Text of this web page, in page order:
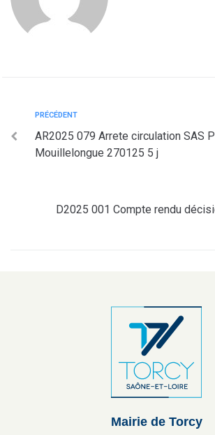
PRÉCÉDENT
AR2025 079 Arrete circulation SAS
Mouillelongue 270125 5 j
D2025 001 Compte rendu
Mairie de Torcy